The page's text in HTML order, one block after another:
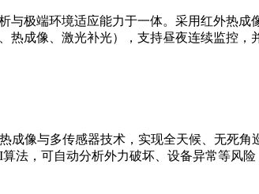
极端环境适应能力于一体。采用红外热成
热成像、激光补光），支持昼夜连续监控，
像与多传感器技术，实现全天候、无死角
法，可自动分析外力破坏、设备异常等风险